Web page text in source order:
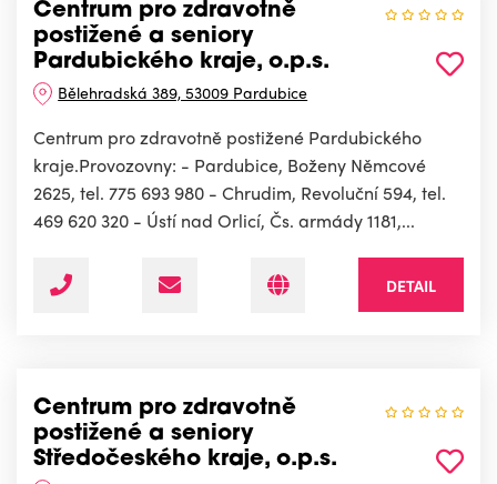
Centrum pro zdravotně
postižené a seniory
Pardubického kraje, o.p.s.
Bělehradská 389, 53009 Pardubice
Centrum pro zdravotně postižené Pardubického
kraje.Provozovny: - Pardubice, Boženy Němcové
2625, tel. 775 693 980 - Chrudim, Revoluční 594, tel.
469 620 320 - Ústí nad Orlicí, Čs. armády 1181,...
DETAIL
Centrum pro zdravotně
postižené a seniory
Středočeského kraje, o.p.s.